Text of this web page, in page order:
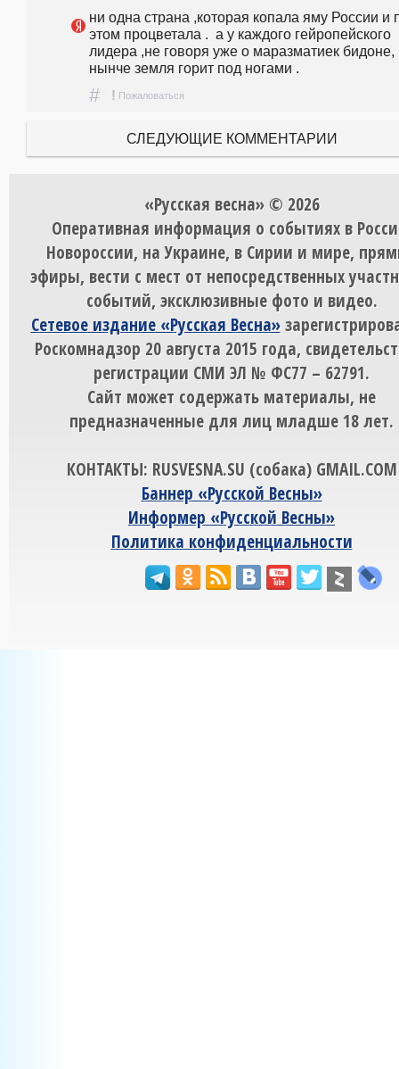
ни одна страна ,которая копала яму России и
этом процветала .  а у каждого гейропейского
лидера ,не говоря уже о маразматиек бидоне,
нынче земля горит под ногами .
# ! Пожаловаться
СЛЕДУЮЩИЕ КОММЕНТАРИИ
«Русская весна» © 2026
Оперативная информация о событиях в
Новороссии, на Украине, в Сирии и мире,
эфиры, вести с мест от непосредственных
событий, эксклюзивные фото и видео.
Сетевое издание «Русская Весна»
Роскомнадзор 20 августа 2015 года,
регистрации СМИ ЭЛ № ФС77 – 62791.
Сайт может содержать материалы, не
предназначенные для лиц младше 18 лет.
КОНТАКТЫ: RUSVESNA.SU (собака) GMAIL.COM
Баннер «Русской Весны»
Информер «Русской Весны»
Политика конфиденциальности